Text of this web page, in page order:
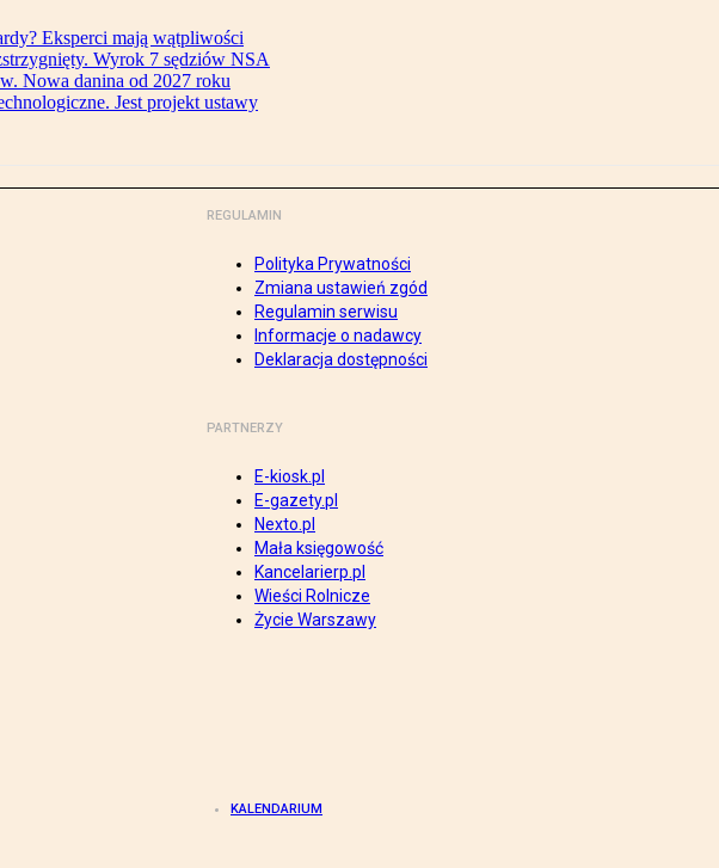
Eksperci mają wątpliwości
Wyrok 7 sędziów NSA
Nowa danina od 2027 roku
Jest projekt ustawy
REGULAMIN
Polityka Prywatności
Zmiana ustawień zgód
Regulamin serwisu
Informacje o nadawcy
Deklaracja dostępności
PARTNERZY
E-kiosk.pl
E-gazety.pl
Nexto.pl
Mała księgowość
Kancelarierp.pl
Wieści Rolnicze
Życie Warszawy
KALENDARIUM